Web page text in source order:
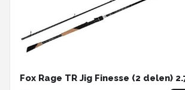
Fox Rage TR Jig Finesse (2 delen)